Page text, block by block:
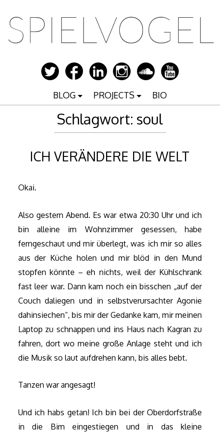
Inhalt
springen
BLOG PROJECTS BIO
Schlagwort: soul
ICH VERÄNDERE DIE WELT
Okai.
Also gestern Abend. Es war etwa 20:30 Uhr und ich
bin alleine im Wohnzimmer gesessen, habe
ferngeschaut und mir überlegt, was ich mir so alles
aus der Küche holen und mir blöd in den Mund
stopfen könnte – eh nichts, weil der Kühlschrank
fast leer war. Dann kam noch ein bisschen „auf der
Couch daliegen und in selbstverursachter Agonie
dahinsiechen“, bis mir der Gedanke kam, mir meinen
Laptop zu schnappen und ins Haus nach Kagran zu
fahren, dort wo meine große Anlage steht und ich
die Musik so laut aufdrehen kann, bis alles bebt.
Tanzen war angesagt!
Und ich habs getan! Ich bin bei der Oberdorfstraße
in die Bim eingestiegen und in das kleine